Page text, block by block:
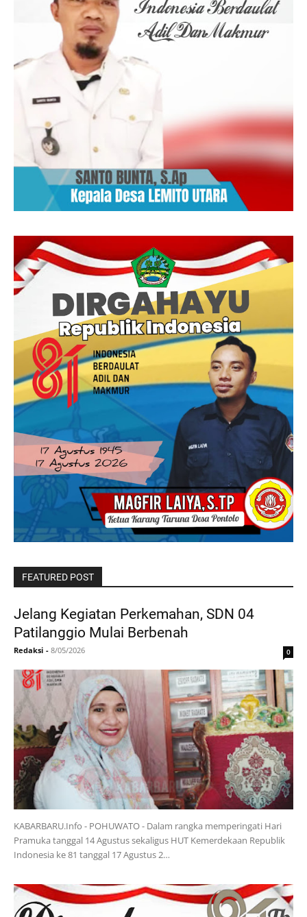
FEATURED POST
Jelang Kegiatan Perkemahan, SDN 04
Patilanggio Mulai Berbenah
Redaksi - 8/05/2026 0
KABARBARU.Info - POHUWATO - Dalam rangka memperingati Hari
Pramuka tanggal 14 Agustus sekaligus HUT Kemerdekaan Republik
Indonesia ke 81 tanggal 17 Agustus 2…